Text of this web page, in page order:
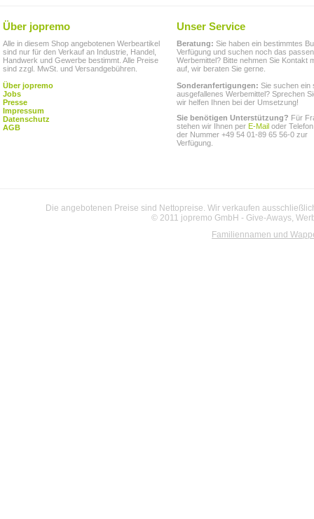
Über jopremo
Alle in diesem Shop angebotenen Werbeartikel
sind nur für den Verkauf an Industrie, Handel,
Handwerk und Gewerbe bestimmt. Alle Preise
sind zzgl. MwSt. und Versandgebühren.
Über jopremo
Jobs
Presse
Impressum
Datenschutz
AGB
Unser Service
Beratung: Sie haben ein bestimmtes
Verfügung und suchen noch das
Werbemittel? Bitte nehmen Sie Kontakt
auf, wir beraten Sie gerne.
Sonderanfertigungen: Sie suchen ein
ausgefallenes Werbemittel? Sprechen
wir helfen Ihnen bei der Umsetzung!
Sie benötigen Unterstützung? Für
stehen wir Ihnen per E-Mail oder
der Nummer +49 54 01-89 65 56-0 zur
Verfügung.
Die angebotenen Preise sind Nettopreise. Wir verkaufen
© 2011 jopremo GmbH - Give-Aways,
Familiennamen und